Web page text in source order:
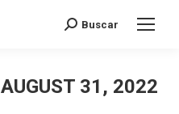
Search:
Buscar
AUGUST 31, 2022